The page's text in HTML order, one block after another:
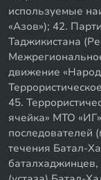
используемые
«Азов»); 42.
Таджикистана
движение
45.
ячейка» МТО
последователей
течения Батал-